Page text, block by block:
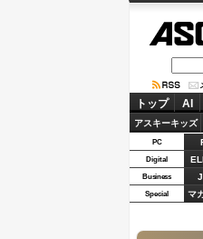
トップ AI
アスキーキッズ
PC
Digital
Business
Special マ